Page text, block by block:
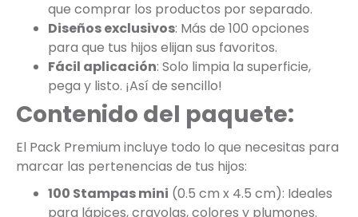
que comprar los productos por separado.
Diseños exclusivos: Más de 100 opciones
para que tus hijos elijan sus favoritos.
Fácil aplicación: Solo limpia la superficie,
pega y listo. ¡Así de sencillo!
Contenido del paquete:
El Pack Premium incluye todo lo que necesitas para
marcar las pertenencias de tus hijos:
100 Stampas mini (0.5 cm x 4.5 cm): Ideales
para lápices, crayolas, colores y plumones.